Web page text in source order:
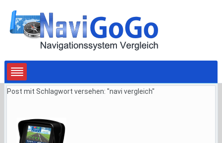
Post mit Schlagwort versehen: "navi vergleich"